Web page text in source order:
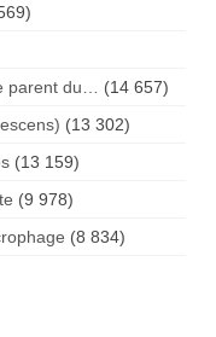
parent du…
(14 657)
(13 302)
(13 159)
(9 978)
(8 834)